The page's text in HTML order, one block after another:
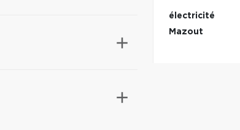
électricité
Mazout